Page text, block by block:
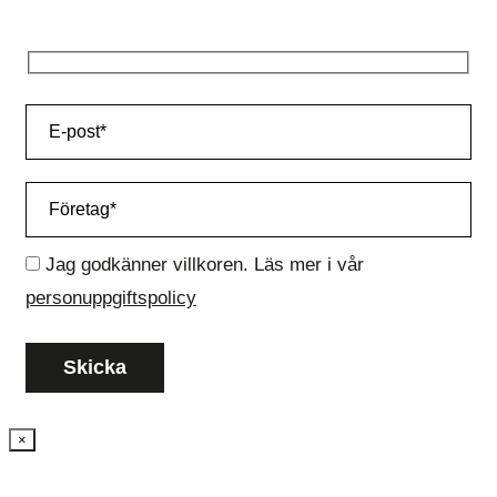
Jag godkänner villkoren. Läs mer i vår
personuppgiftspolicy
×